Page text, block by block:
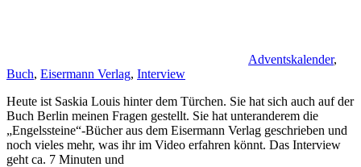
Adventskalender,
Buch, Eisermann Verlag, Interview
Heute ist Saskia Louis hinter dem Türchen. Sie hat sich auch auf der
Buch Berlin meinen Fragen gestellt. Sie hat unteranderem die
„Engelssteine“-Bücher aus dem Eisermann Verlag geschrieben und
noch vieles mehr, was ihr im Video erfahren könnt. Das Interview
geht ca. 7 Minuten und